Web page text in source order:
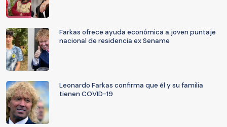
Farkas ofrece ayuda económica a joven puntaje
nacional de residencia ex Sename
Leonardo Farkas confirma que él y su familia
tienen COVID-19